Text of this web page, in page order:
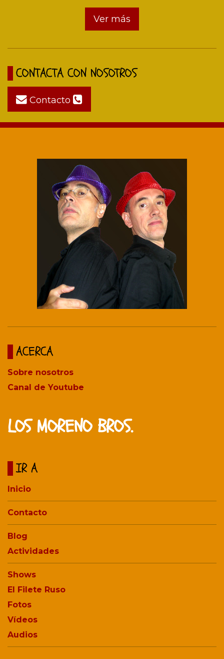
Ver más
CONTACTA CON NOSOTROS
Contacto
ACERCA
Sobre nosotros
Canal de Youtube
LOS MORENO BROS.
IR A
Inicio
Contacto
Blog
Actividades
Shows
El Filete Ruso
Fotos
Vídeos
Audios